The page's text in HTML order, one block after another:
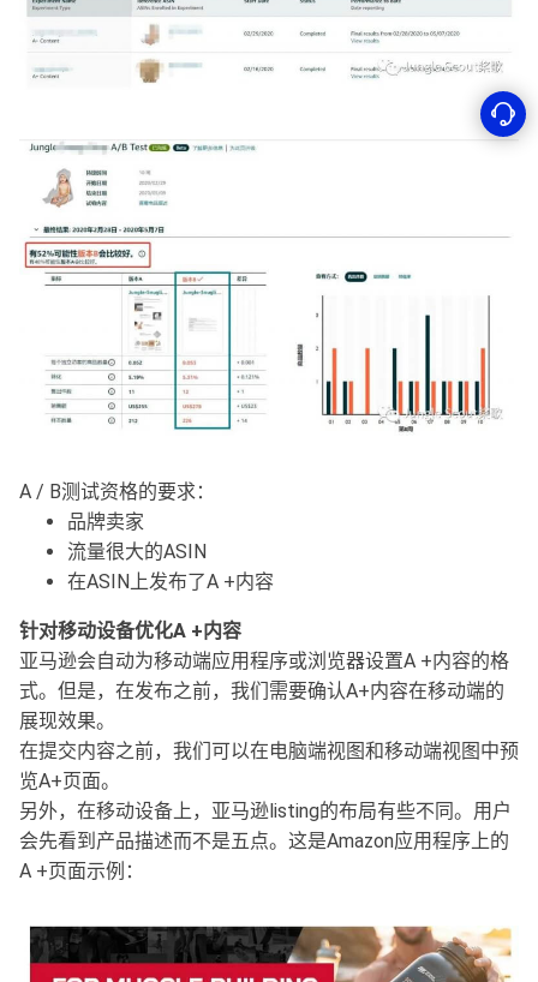
A / B测试资格的要求：
品牌卖家
流量很大的ASIN
在ASIN上发布了A +内容
针对移动设备优化A +内容
亚马逊会自动为移动端应用程序或浏览器设置A +内容的格
式。但是，在发布之前，我们需要确认A+内容在移动端的
展现效果。
在提交内容之前，我们可以在电脑端视图和移动端视图中预
览A+页面。
另外，在移动设备上，亚马逊listing的布局有些不同。用户
会先看到产品描述而不是五点。这是Amazon应用程序上的
A +页面示例：